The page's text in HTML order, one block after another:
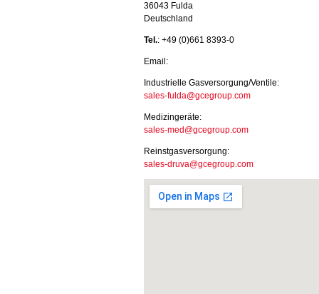
36043 Fulda
Deutschland
Tel.: +49 (0)661 8393-0
Email:
Industrielle Gasversorgung/Ventile:
sales-fulda@gcegroup.com
Medizingeräte:
sales-med@gcegroup.com
Reinstgasversorgung:
sales-druva@gcegroup.com